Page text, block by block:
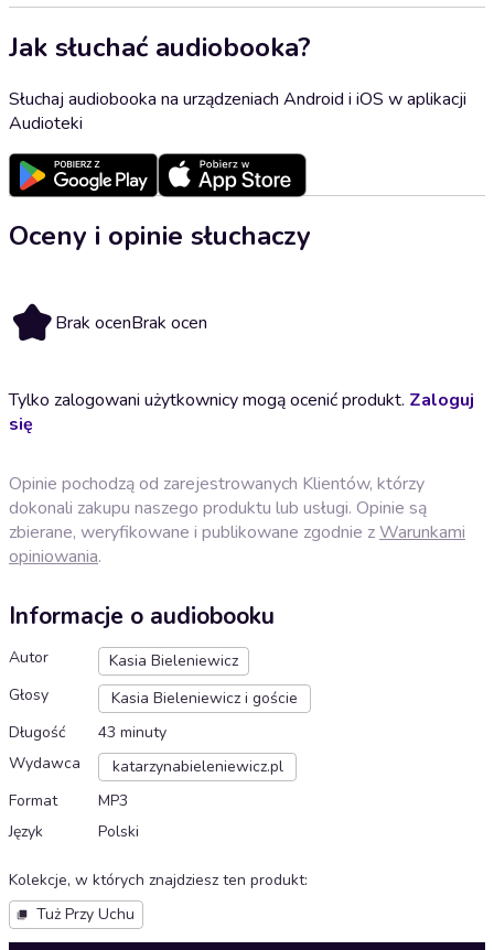
Jak słuchać audiobooka?
Słuchaj audiobooka na urządzeniach Android i iOS w aplikacji
Audioteki
Oceny i opinie słuchaczy
Brak ocenBrak ocen
Tylko zalogowani użytkownicy mogą ocenić produkt. Zaloguj
się
Opinie pochodzą od zarejestrowanych Klientów, którzy
dokonali zakupu naszego produktu lub usługi. Opinie są
zbierane, weryfikowane i publikowane zgodnie zWarunkami
opiniowania.
Informacje o audiobooku
Autor
Kasia Bieleniewicz
Głosy
Kasia Bieleniewicz i goście
Długość
43 minuty
Wydawca
katarzynabieleniewicz.pl
Format
MP3
Język
Polski
Kolekcje, w których znajdziesz ten produkt:
Tuż Przy Uchu